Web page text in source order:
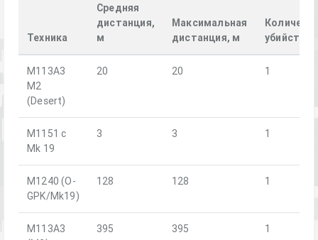
Техника
Средняя
дистанция,
м
Максимальная
дистанция, м
убийств
M113A3
M2
(Desert)
20 20 1
M1151 с
Mk 19
3 3 1
M1240 (O-
GPK/Mk19)
128 128 1
М113А3
395 395 1